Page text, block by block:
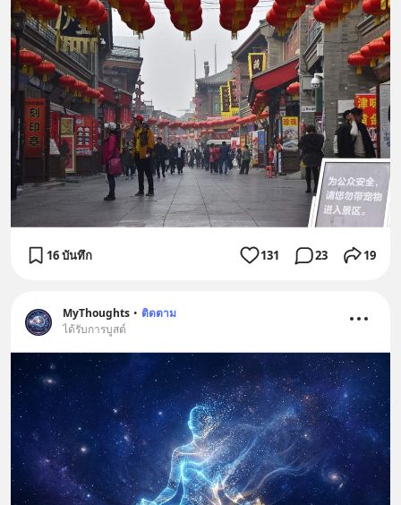
16 บันทึก 131 23 19
MyThoughts • ติดตาม
ได้รับการบูสต์